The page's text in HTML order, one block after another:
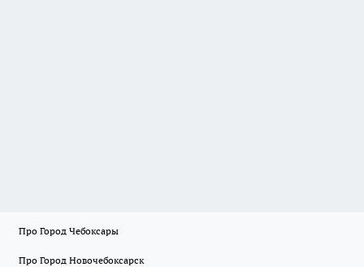
Про Город Чебоксары
Про Город Новочебоксарск